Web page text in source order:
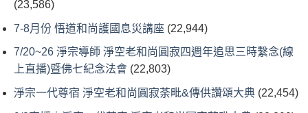
(23,586)
7-8月份 悟道和尚護國息災講座 (22,944)
7/20~26 淨宗導師 淨空老和尚圓寂四週年追思三時繫念(線
上直播)暨佛七紀念法會 (22,803)
淨宗一代尊宿 淨空老和尚圓寂荼毗&傳供讚頌大典 (22,454)